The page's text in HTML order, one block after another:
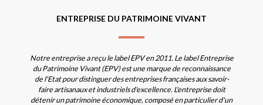
ENTREPRISE DU PATRIMOINE VIVANT
Notre entreprise a reçu le label EPV en 2011. Le label Entreprise
du Patrimoine Vivant (EPV) est une marque de reconnaissance
de l'Etat pour distinguer des entreprises françaises aux savoir-
faire artisanaux et industriels d'excellence. L'entreprise doit
détenir un patrimoine économique, composé en particulier d'un